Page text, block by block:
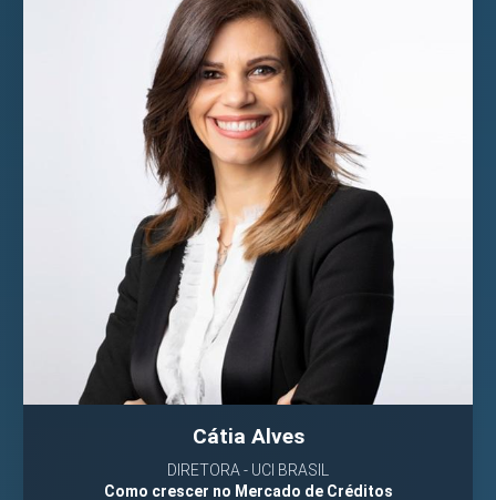
Cátia Alves
DIRETORA - UCI BRASIL
Como crescer no Mercado de Créditos